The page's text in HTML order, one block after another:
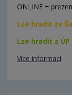
ONLINE +
Lze hradit ze
Lze hradit z ÚP
Více informací